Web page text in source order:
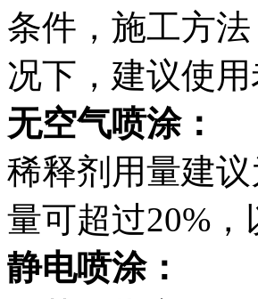
条件，施工方
况下，建议使
无空气喷涂：
稀释剂用量建
量可超过20%
静电喷涂：